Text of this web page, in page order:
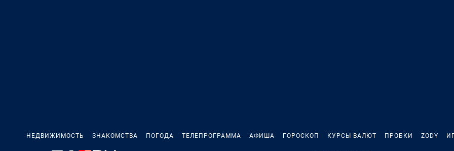
НЕДВИЖИМОСТЬ ЗНАКОМСТВА ПОГОДА ТЕЛЕПРОГРАММА АФИША ГОРОСКОП КУРСЫ ВАЛЮТ ПРОБКИ ZODY